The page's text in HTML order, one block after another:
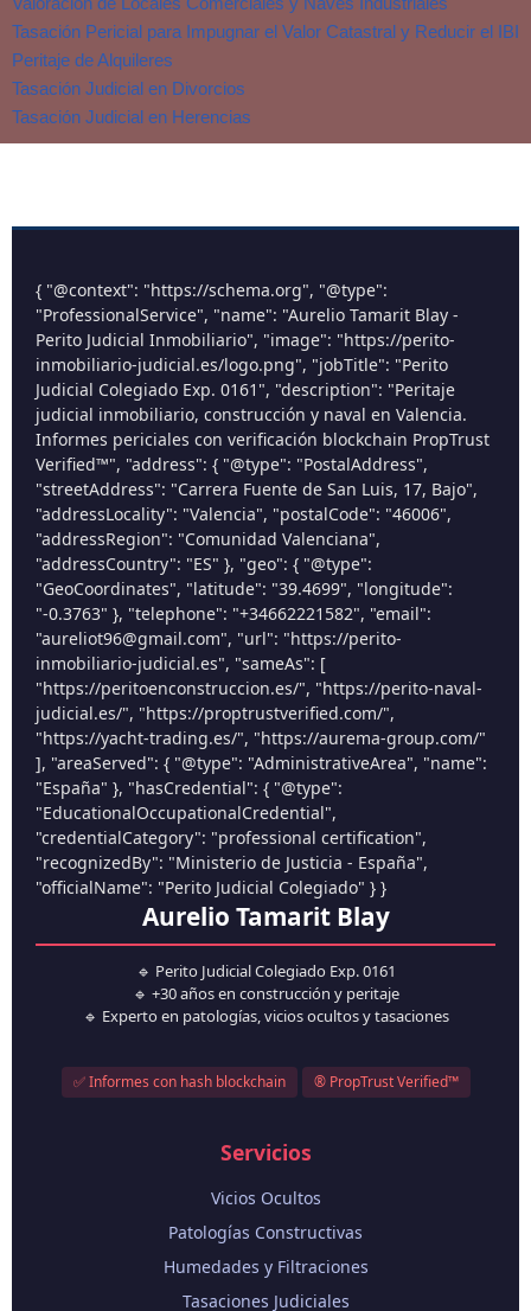
Tasación Pericial para Impugnar el Valor Catastral y Reducir el IBI
Peritaje de Alquileres
Tasación Judicial en Divorcios
Tasación Judicial en Herencias
{ "@context": "https://schema.org", "@type":
"ProfessionalService", "name": "Aurelio Tamarit Blay -
Perito Judicial Inmobiliario", "image": "https://perito-
inmobiliario-judicial.es/logo.png", "jobTitle": "Perito
Judicial Colegiado Exp. 0161", "description": "Peritaje
judicial inmobiliario, construcción y naval en Valencia.
Informes periciales con verificación blockchain PropTrust
Verified™", "address": { "@type": "PostalAddress",
"streetAddress": "Carrera Fuente de San Luis, 17, Bajo",
"addressLocality": "Valencia", "postalCode": "46006",
"addressRegion": "Comunidad Valenciana",
"addressCountry": "ES" }, "geo": { "@type":
"GeoCoordinates", "latitude": "39.4699", "longitude":
"-0.3763" }, "telephone": "+34662221582", "email":
"aureliot96@gmail.com", "url": "https://perito-
inmobiliario-judicial.es", "sameAs": [
"https://peritoenconstruccion.es/", "https://perito-naval-
judicial.es/", "https://proptrustverified.com/",
"https://yacht-trading.es/", "https://aurema-group.com/"
], "areaServed": { "@type": "AdministrativeArea", "name":
"España" }, "hasCredential": { "@type":
"EducationalOccupationalCredential",
"credentialCategory": "professional certification",
"recognizedBy": "Ministerio de Justicia - España",
"officialName": "Perito Judicial Colegiado" } }
Aurelio Tamarit Blay
🔹 Perito Judicial Colegiado Exp. 0161
🔹 +30 años en construcción y peritaje
🔹 Experto en patologías, vicios ocultos y tasaciones
✅ Informes con hash blockchain ® PropTrust Verified™
Servicios
Vicios Ocultos
Patologías Constructivas
Humedades y Filtraciones
Tasaciones Judiciales